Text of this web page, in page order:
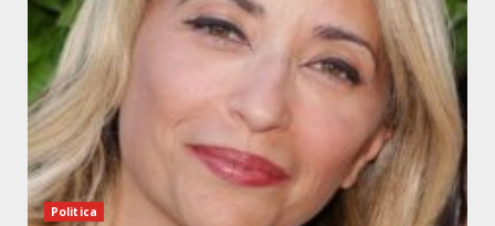
Politica